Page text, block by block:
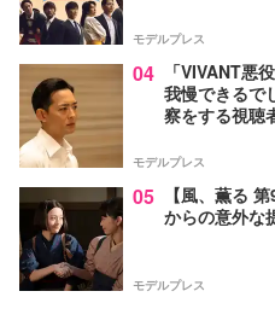
モデルプレス
04
「VIVANT悪
我慢できるで
察をする視聴
モデルプレス
05
【風、薫る
からの意外な
モデルプレス